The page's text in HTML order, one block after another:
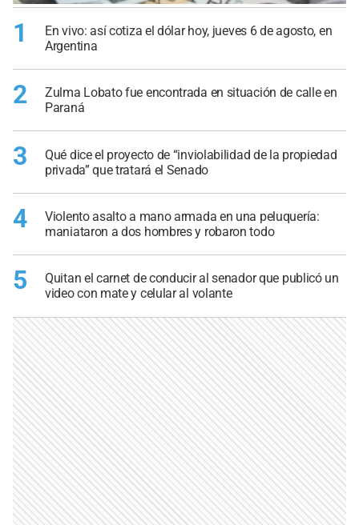
1
En vivo: así cotiza el dólar hoy, jueves 6 de agosto, en
Argentina
2
Zulma Lobato fue encontrada en situación de calle en
Paraná
3
Qué dice el proyecto de “inviolabilidad de la propiedad
privada” que tratará el Senado
4
Violento asalto a mano armada en una peluquería:
maniataron a dos hombres y robaron todo
5
Quitan el carnet de conducir al senador que publicó un
video con mate y celular al volante